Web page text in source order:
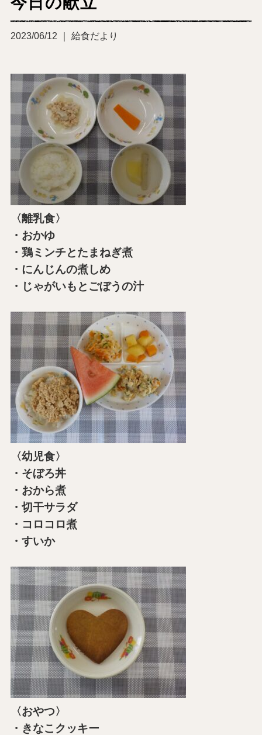
2023/06/12 ｜ 給食だより
〈離乳食〉
・おかゆ
・鶏ミンチとたまねぎ煮
・にんじんの煮しめ
・じゃがいもとごぼうの汁
〈幼児食〉
・そぼろ丼
・おから煮
・切干サラダ
・コロコロ煮
・すいか
〈おやつ〉
・きなこクッキー